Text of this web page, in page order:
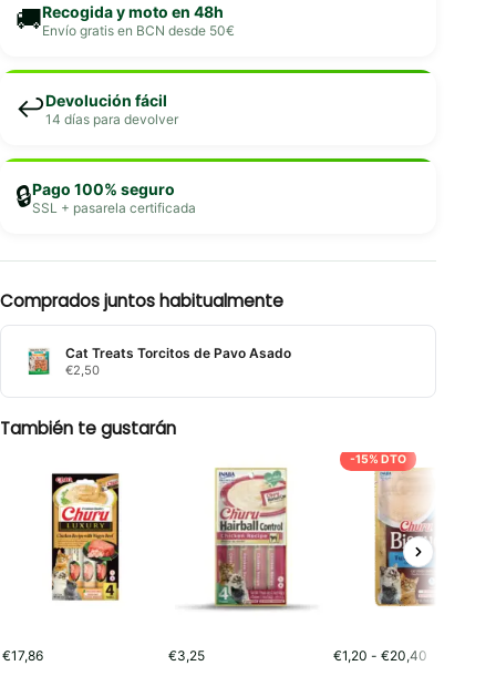
🚚Recogida y moto en 48h
Envío gratis en BCN desde 50€
↩️Devolución fácil
14 días para devolver
🔒Pago 100% seguro
SSL + pasarela certificada
Comprados juntos habitualmente
Cat Treats Torcitos de Pavo Asado
€2,50
También te gustarán
€17,86
€3,25
-15% DTO
€1,20 - €20,40